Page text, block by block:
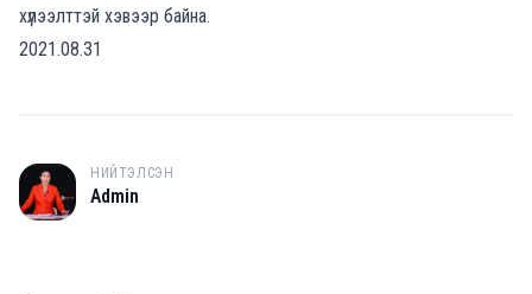
хүлээлттэй хэвээр байна.
2021.08.31
A
НИЙТЭЛСЭН
Admin